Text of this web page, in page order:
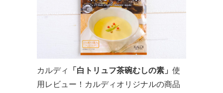
カルディ 「白トリュフ茶碗むしの素」 使
用レビュー！カルディオリジナルの商品